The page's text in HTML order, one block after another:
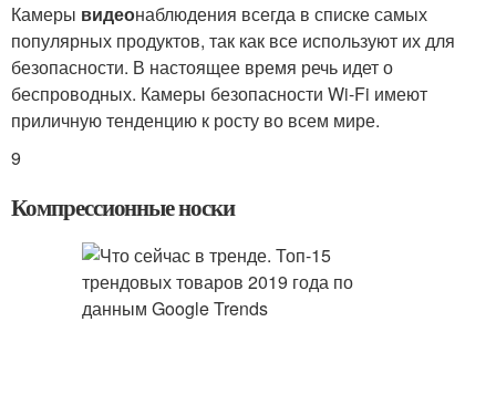
Камеры видеонаблюдения всегда в списке самых
популярных продуктов, так как все используют их для
безопасности. В настоящее время речь идет о
беспроводных. Камеры безопасности Wi-Fi имеют
приличную тенденцию к росту во всем мире.
9
Компрессионные носки